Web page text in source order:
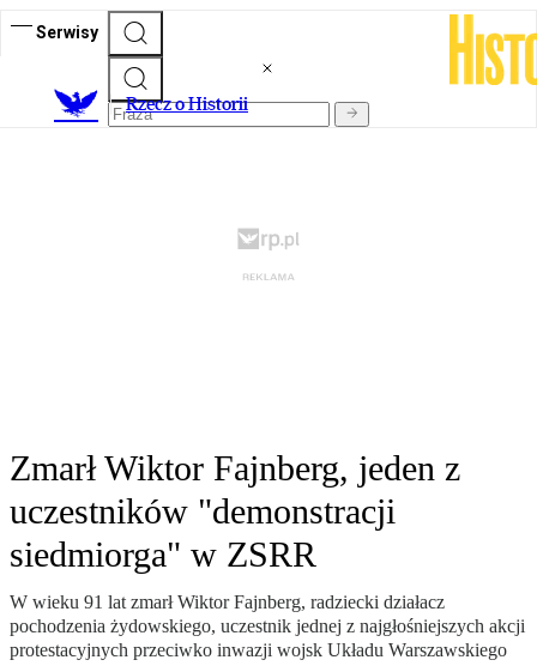
Serwisy
Rzecz o Historii
Zmarł Wiktor Fajnberg, jeden z
uczestników "demonstracji
siedmiorga" w ZSRR
W wieku 91 lat zmarł Wiktor Fajnberg, radziecki działacz
pochodzenia żydowskiego, uczestnik jednej z najgłośniejszych akcji
protestacyjnych przeciwko inwazji wojsk Układu Warszawskiego